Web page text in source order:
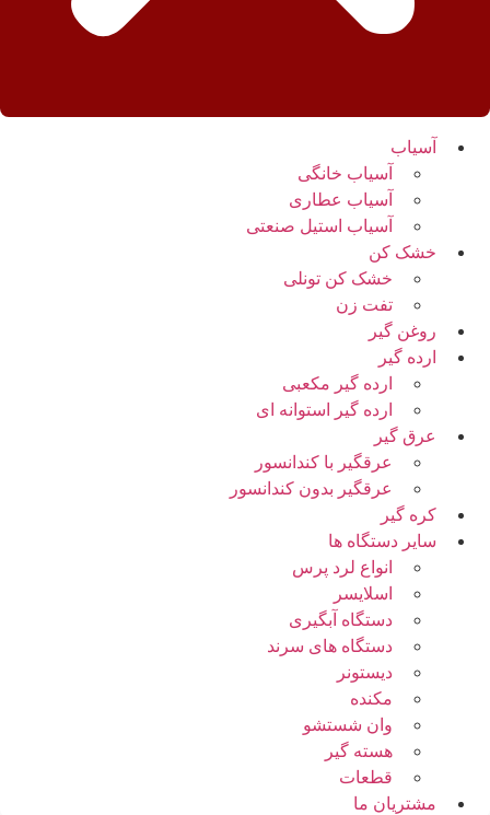
آسیاب
آسیاب خانگی
آسیاب عطاری
آسیاب استیل صنعتی
خشک کن
خشک کن تونلی
تفت زن
روغن گیر
ارده گیر
ارده گیر مکعبی
ارده گیر استوانه ای
عرق گیر
عرقگیر با کندانسور
عرقگیر بدون کندانسور
کره گیر
سایر دستگاه ها
انواع لرد پرس
اسلایسر
دستگاه آبگیری
دستگاه های سرند
دیستونر
مکنده
وان شستشو
هسته گیر
قطعات
مشتریان ما